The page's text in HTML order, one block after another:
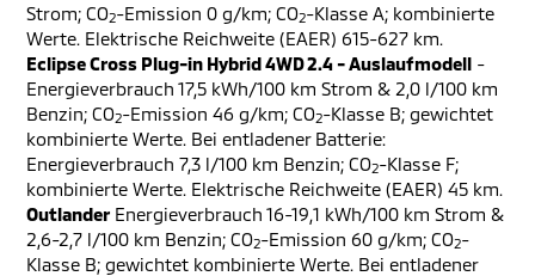
Strom; CO2-Emission 0 g/km; CO2-Klasse A; kombinierte
Werte. Elektrische Reichweite (EAER) 615-627 km.
Eclipse Cross Plug-in Hybrid 4WD 2.4 - Auslaufmodell -
Energieverbrauch 17,5 kWh/100 km Strom & 2,0 l/100 km
Benzin; CO2-Emission 46 g/km; CO2-Klasse B; gewichtet
kombinierte Werte. Bei entladener Batterie:
Energieverbrauch 7,3 l/100 km Benzin; CO2-Klasse F;
kombinierte Werte. Elektrische Reichweite (EAER) 45 km.
Outlander Energieverbrauch 16-19,1 kWh/100 km Strom &
2,6-2,7 l/100 km Benzin; CO2-Emission 60 g/km; CO2-
Klasse B; gewichtet kombinierte Werte. Bei entladener